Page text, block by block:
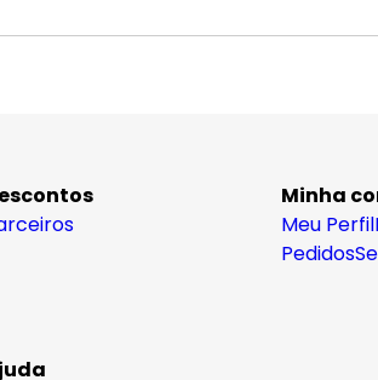
Minha
Meu Perfil
Pedidos